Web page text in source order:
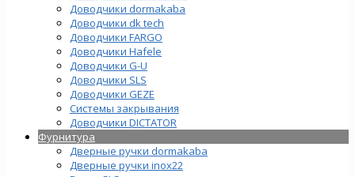
Доводчики dormakaba
Доводчики dk tech
Доводчики FARGO
Доводчики Hafele
Доводчики G-U
Доводчики SLS
Доводчики GEZE
Cистемы закрывания
Доводчики DICTATOR
Фурнитура
Дверные ручки dormakaba
Дверные ручки inox22